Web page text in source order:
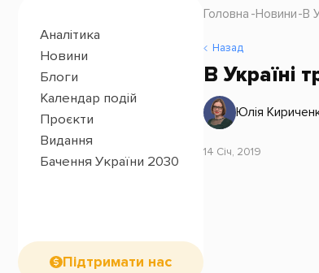
Аналітика
Новини
Блоги
Календар подій
Проєкти
Видання
Бачення України 2030
Підтримати нас
Головна Новини В
Назад
В Україні
Юлія
14 Січ, 2019